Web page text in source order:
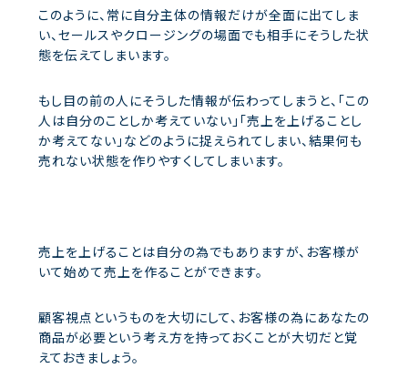
このように、常に自分主体の情報だけが全面に出てしま
い、セールスやクロージングの場面でも相手にそうした状
態を伝えてしまいます。
もし目の前の人にそうした情報が伝わってしまうと、「この
人は自分のことしか考えていない」「売上を上げることし
か考えてない」などのように捉えられてしまい、結果何も
売れない状態を作りやすくしてしまいます。
売上を上げることは自分の為でもありますが、お客様が
いて始めて売上を作ることができます。
顧客視点というものを大切にして、お客様の為にあなたの
商品が必要という考え方を持っておくことが大切だと覚
えておきましょう。